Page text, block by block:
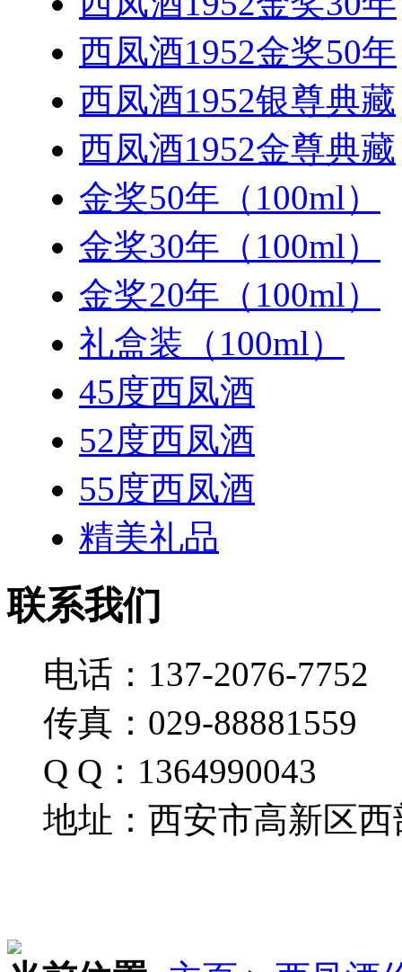
西凤酒1952金奖50年
西凤酒1952银尊典藏
西凤酒1952金尊典藏
金奖50年（100ml）
金奖30年（100ml）
金奖20年（100ml）
礼盒装（100ml）
45度西凤酒
52度西凤酒
55度西凤酒
精美礼品
联系我们
电话：137-2076-7752
传真：029-88881559
Q Q：1364990043
地址：西安市高新区西